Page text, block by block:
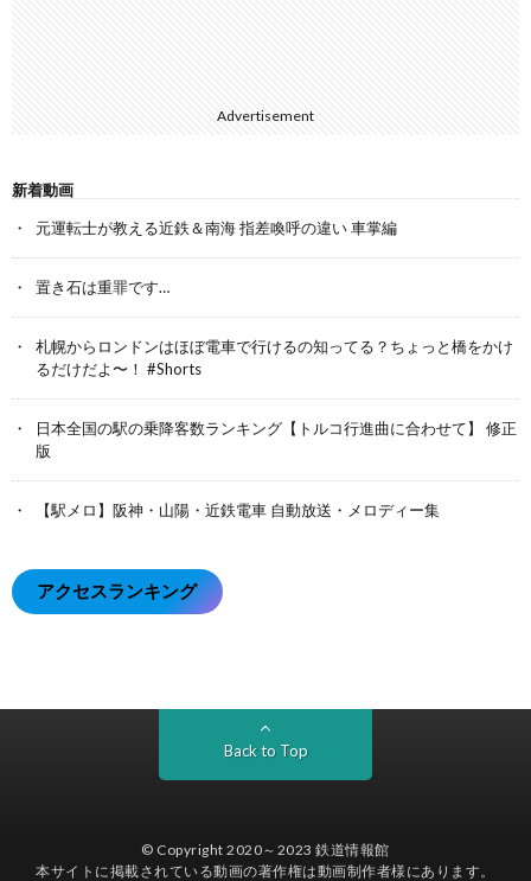
Advertisement
新着動画
元運転士が教える近鉄＆南海 指差喚呼の違い 車掌編
置き石は重罪です…
札幌からロンドンはほぼ電車で行けるの知ってる？ちょっと橋をかけ
るだけだよ〜！ #Shorts
日本全国の駅の乗降客数ランキング【トルコ行進曲に合わせて】 修正
版
【駅メロ】阪神・山陽・近鉄電車 自動放送・メロディー集
アクセスランキング
Back to Top
© Copyright 2020～2023鉄道情報館
本サイトに掲載されている動画の著作権は動画制作者様にあります。